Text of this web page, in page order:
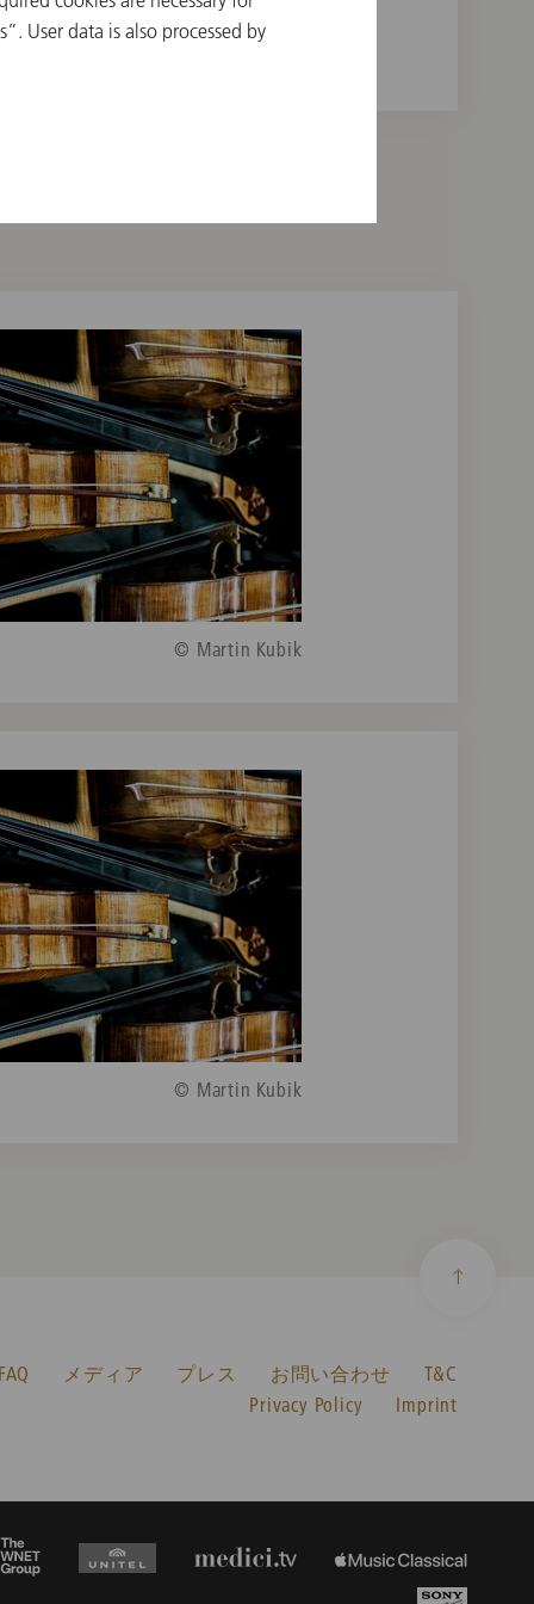
© Martin Kubik
© Martin Kubik
メディア プレス お問い合わせ
T&C
Privacy Policy
Imprint
User data is also processed by